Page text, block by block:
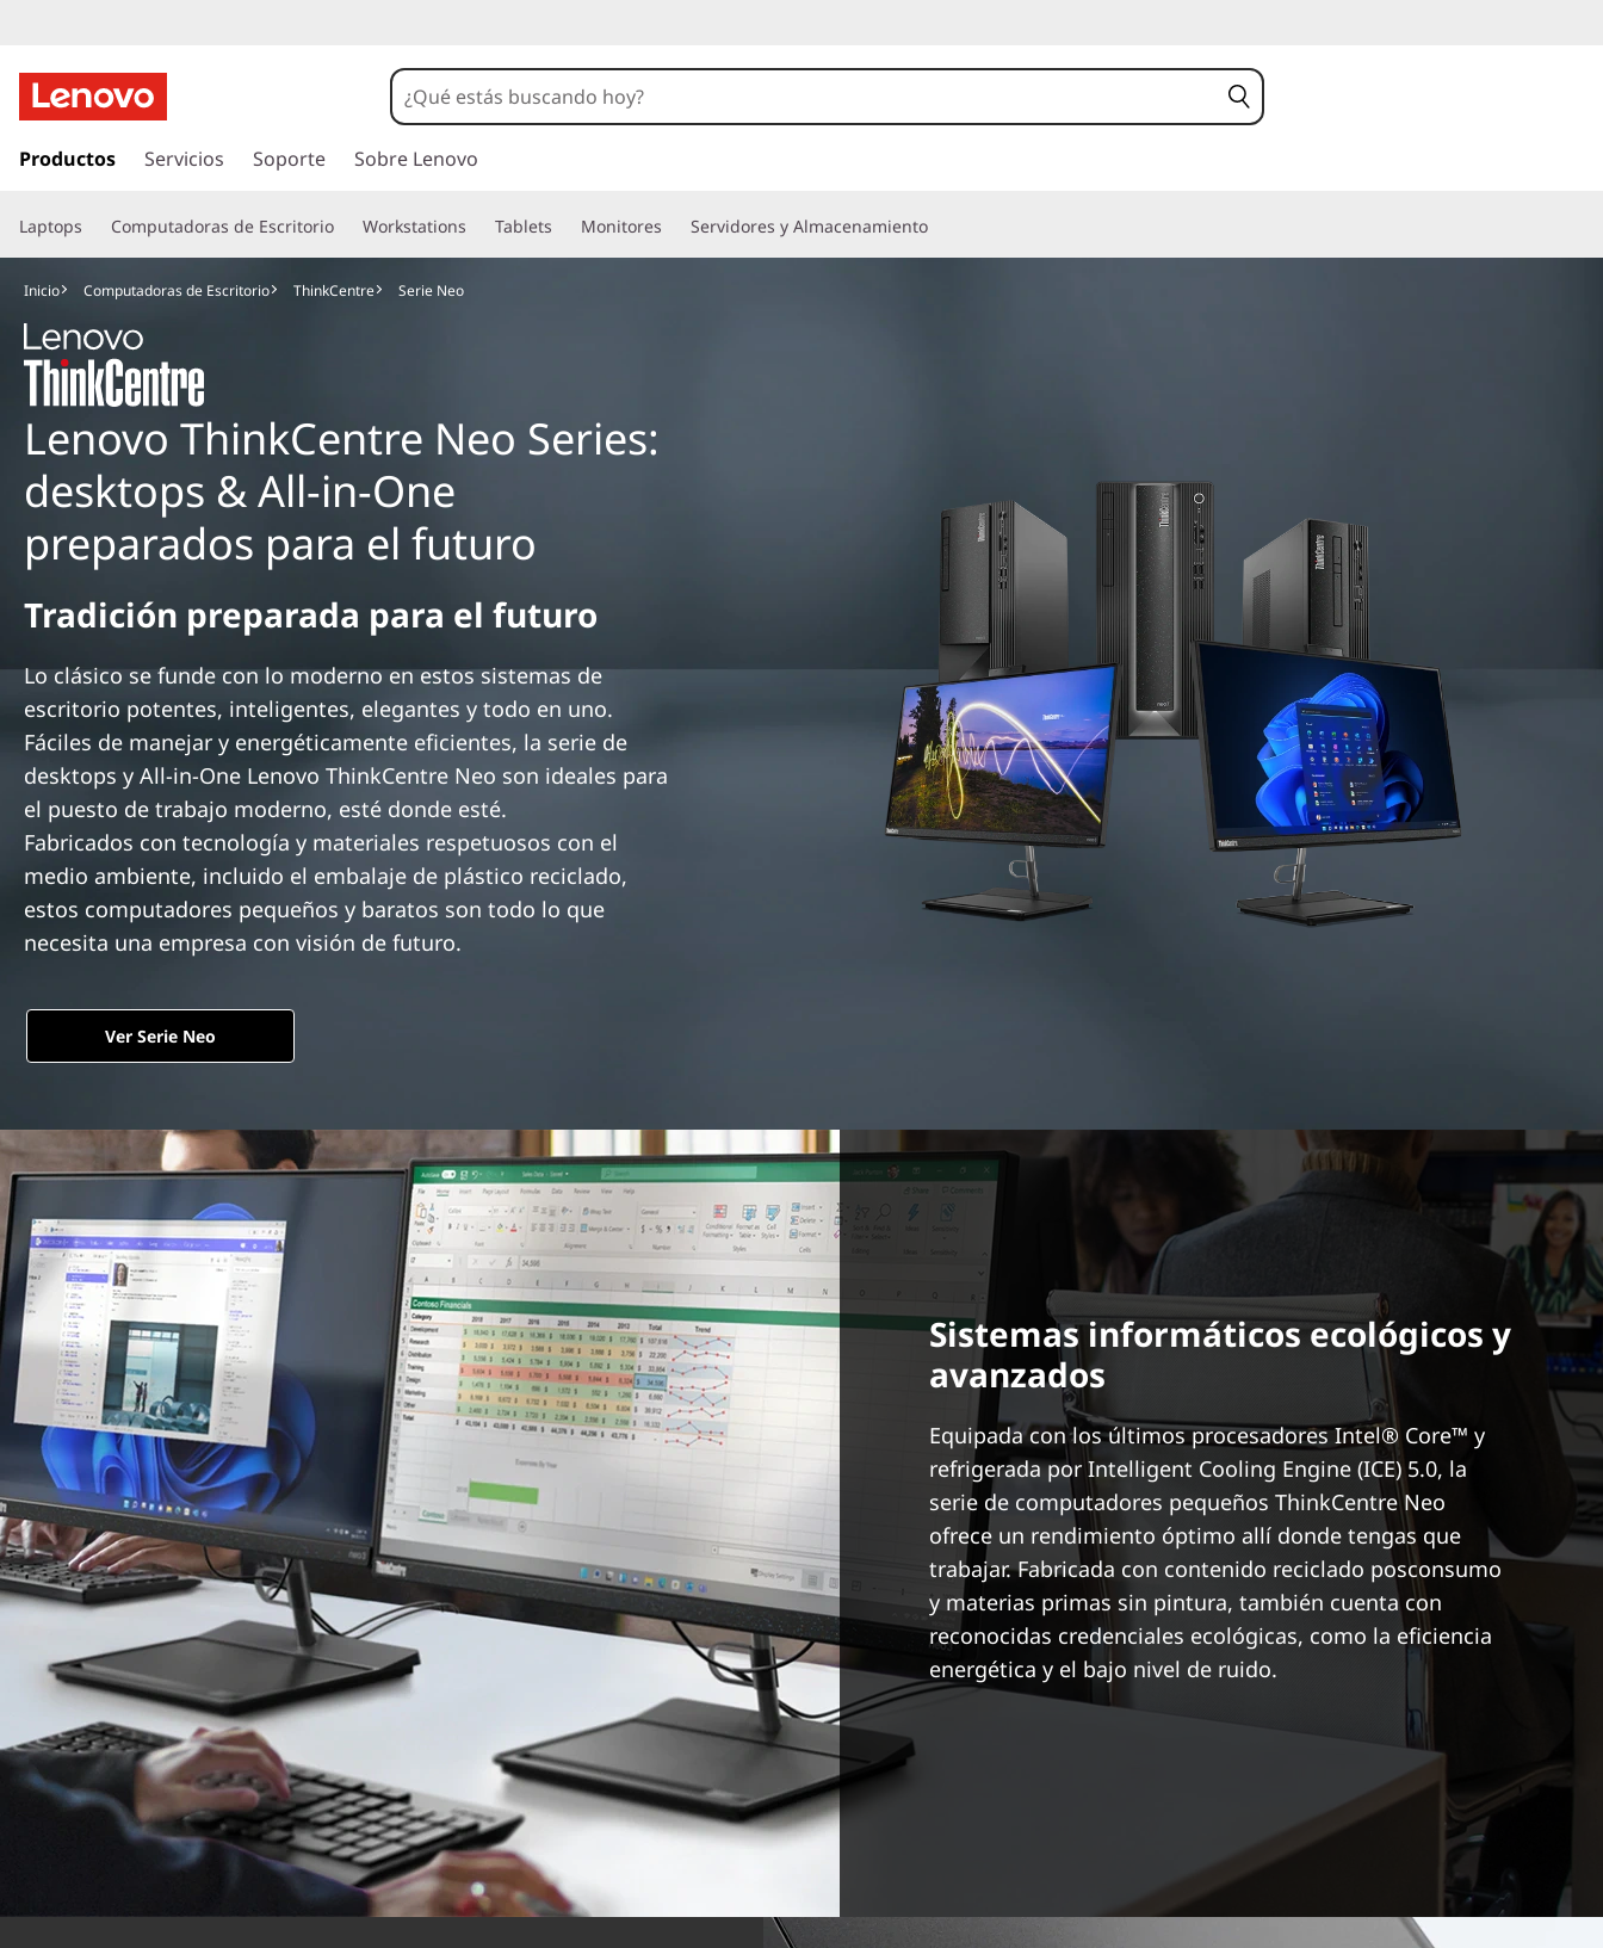
r
c
o
n
e
n
d
r
c
Productos Servicios Soporte Sobre Lenovo
Laptops Computadoras de Escritorio Workstations Tablets Monitores Servidores y Almacenamiento
Inicio Computadoras de Escritorio ThinkCentre Serie Neo
Lenovo ThinkCentre Neo Series:
desktops & All-in-One
preparados para el futuro
Tradición preparada para el futuro
Lo clásico se funde con lo moderno en estos sistemas de
escritorio potentes, inteligentes, elegantes y todo en uno.
Fáciles de manejar y energéticamente eficientes, la serie de
desktops y All-in-One Lenovo ThinkCentre Neo son ideales para
el puesto de trabajo moderno, esté donde esté.
Fabricados con tecnología y materiales respetuosos con el
medio ambiente, incluido el embalaje de plástico reciclado,
estos computadores pequeños y baratos son todo lo que
necesita una empresa con visión de futuro.
Ver Serie Neo
Sistemas informáticos ecológicos y
avanzados
Equipada con los últimos procesadores Intel® Core™ y
refrigerada por Intelligent Cooling Engine (ICE) 5.0, la
serie de computadores pequeños ThinkCentre Neo
ofrece un rendimiento óptimo allí donde tengas que
trabajar. Fabricada con contenido reciclado posconsumo
y materias primas sin pintura, también cuenta con
reconocidas credenciales ecológicas, como la eficiencia
energética y el bajo nivel de ruido.